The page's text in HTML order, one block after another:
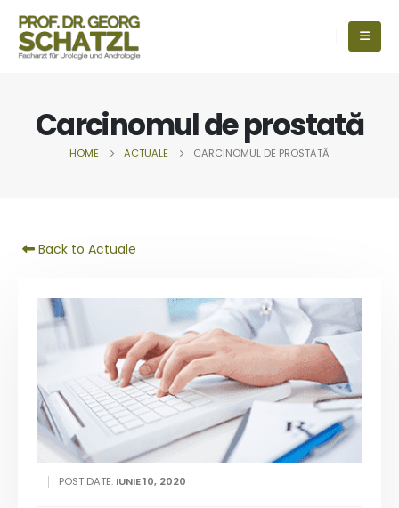
Carcinomul de prostată
HOME ACTUALE CARCINOMUL DE PROSTATĂ
Back to Actuale
POST DATE: IUNIE 10, 2020